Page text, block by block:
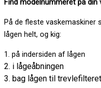
Find modelnummeret på din
På de fleste vaskemaskiner
lågen helt, og kig:
1. på indersiden af lågen
2. i lågeåbningen
3. bag lågen til trevlefilteret